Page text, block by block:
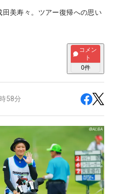
美寿々。ツアー復帰への思い
コメン
ト
0件
58分